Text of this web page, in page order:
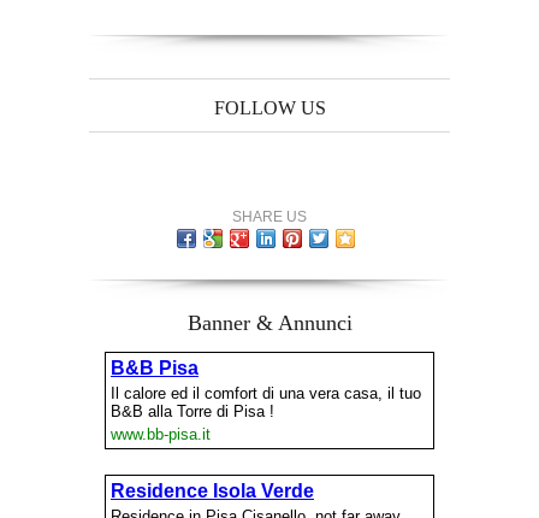
FOLLOW US
SHARE US
Banner & Annunci